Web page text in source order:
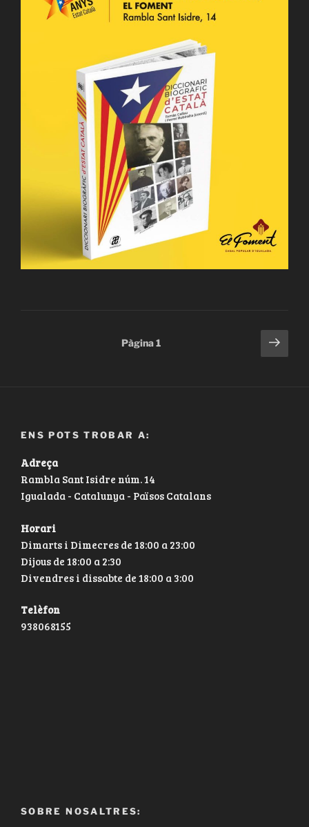
Pàgina1
ENS POTS TROBAR A:
Adreça
Rambla Sant Isidre núm. 14
Igualada - Catalunya - Països Catalans
Horari
Dimarts i Dimecres de 18:00 a 23:00
Dijous de 18:00 a 2:30
Divendres i dissabte de 18:00 a 3:00
Telèfon
938068155
SOBRE NOSALTRES: